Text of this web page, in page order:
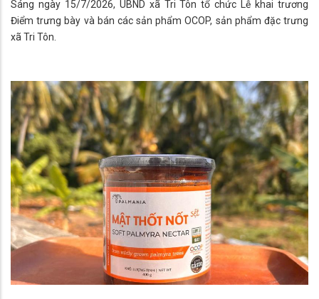
Sáng ngày 15/7/2026, UBND xã Tri Tôn tổ chức Lễ khai trương
Điểm trưng bày và bán các sản phẩm OCOP, sản phẩm đặc trưng
xã Tri Tôn.